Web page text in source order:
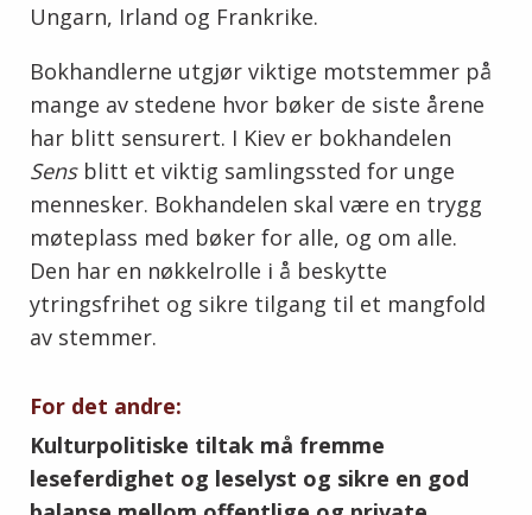
Ungarn, Irland og Frankrike.
Bokhandlerne utgjør viktige motstemmer på
mange av stedene hvor bøker de siste årene
har blitt sensurert. I Kiev er bokhandelen
Sensblitt et viktig samlingssted for unge
mennesker. Bokhandelen skal være en trygg
møteplass med bøker for alle, og om alle.
Den har en nøkkelrolle i å beskytte
ytringsfrihet og sikre tilgang til et mangfold
av stemmer.
For det andre:
Kulturpolitiske tiltak må fremme
leseferdighet og leselyst og sikre en god